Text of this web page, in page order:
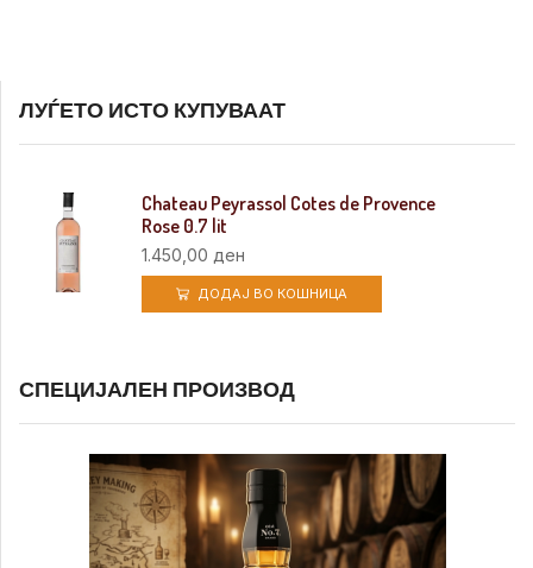
ЛУЃЕТО ИСТО КУПУВААТ
Chateau Peyrassol Cotes de Provence
Rose 0.7 lit
1.450,00ден
ДОДАЈ ВО КОШНИЦА
СПЕЦИЈАЛЕН ПРОИЗВОД